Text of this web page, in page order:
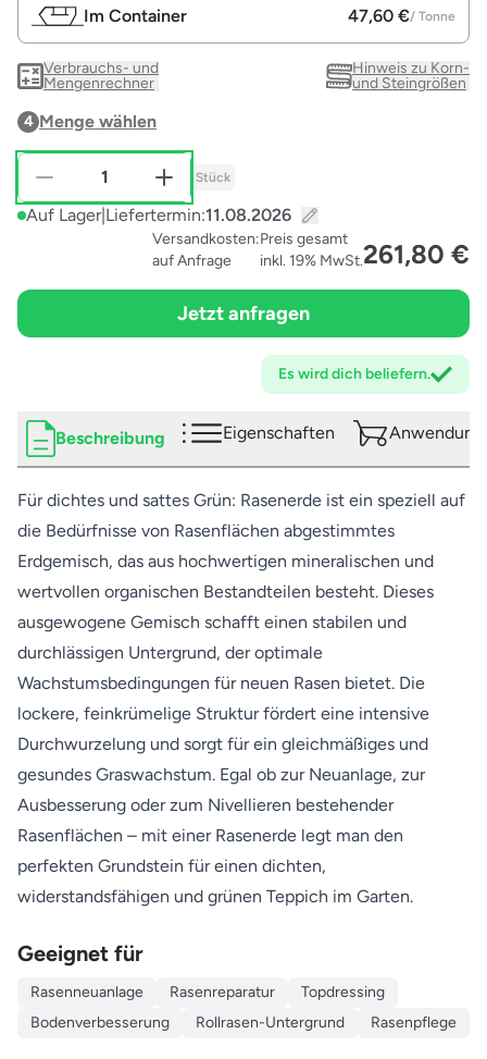
Im Container 47,60 €/ Tonne
Verbrauchs- und
Mengenrechner
Hinweis zu Korn-
und Steingrößen
4 Menge wählen
Stück
Auf Lager|Liefertermin:
Versandkosten:
auf Anfrage
Preis gesamt
inkl. 19% MwSt.261,80 €
Jetzt anfragen
Es wird dichbeliefern.
Beschreibung Eigenschaften
Für dichtes und sattes Grün: Rasenerde ist ein speziell auf
die Bedürfnisse von Rasenflächen abgestimmtes
Erdgemisch, das aus hochwertigen mineralischen und
wertvollen organischen Bestandteilen besteht. Dieses
ausgewogene Gemisch schafft einen stabilen und
durchlässigen Untergrund, der optimale
Wachstumsbedingungen für neuen Rasen bietet. Die
lockere, feinkrümelige Struktur fördert eine intensive
Durchwurzelung und sorgt für ein gleichmäßiges und
gesundes Graswachstum. Egal ob zur Neuanlage, zur
Ausbesserung oder zum Nivellieren bestehender
Rasenflächen – mit einer Rasenerde legt man den
perfekten Grundstein für einen dichten,
widerstandsfähigen und grünen Teppich im Garten.
Geeignet für
Rasenneuanlage Rasenreparatur
Topdressing
Bodenverbesserung
Rollrasen-Untergrund Rasenpflege